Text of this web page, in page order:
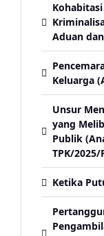
Aduan
Keluarga
Unsur
yang
Publik
TPK/2025/
Ketika